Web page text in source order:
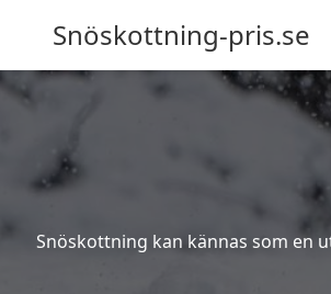
Snöskottning-pris.se
Snöskottning kan kännas som en